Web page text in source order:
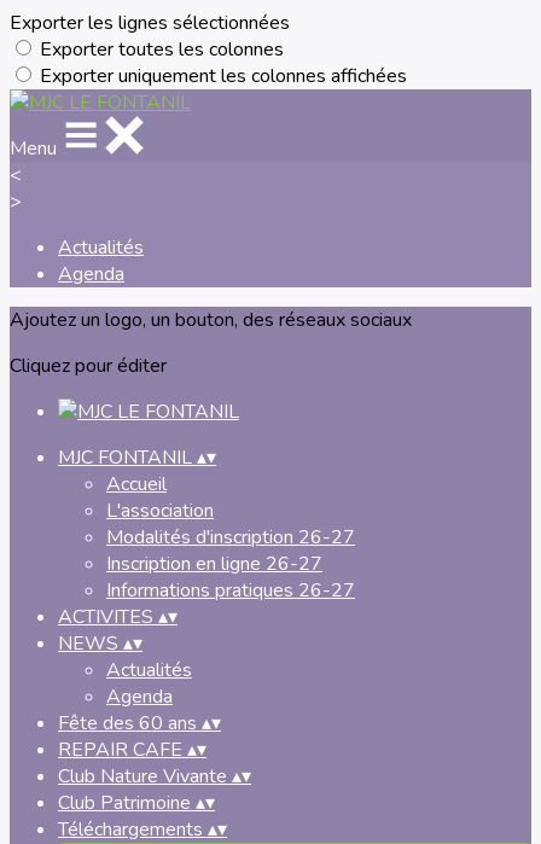
Exporter les lignes sélectionnées
Exporter toutes les colonnes
Exporter uniquement les colonnes affichées
Menu
<
>
Actualités
Agenda
Ajoutez un logo, un bouton, des réseaux sociaux
Cliquez pour éditer
MJC FONTANIL▴▾
Accueil
L'association
Modalités d'inscription 26-27
Inscription en ligne 26-27
Informations pratiques 26-27
ACTIVITES ▴▾
NEWS ▴▾
Actualités
Agenda
Fête des 60 ans ▴▾
REPAIR CAFE ▴▾
Club Nature Vivante ▴▾
Club Patrimoine ▴▾
Téléchargements ▴▾